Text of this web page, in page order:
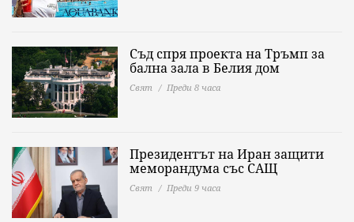
Съд спря проекта на Тръмп за
бална зала в Белия дом
Свят Преди 8 часа
Президентът на Иран защити
меморандума със САЩ
Свят Преди 9 часа